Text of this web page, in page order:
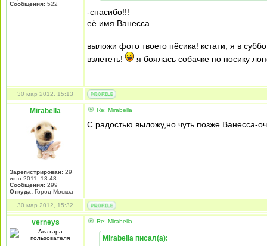
Сообщения: 522
-спасибо!!!
её имя Ванесса.
выложи фото твоего пёсика! кстати, я в
взлететь!
я боялась собачке по носику
30 мар 2012, 15:13
Mirabella
Зарегистрирован: 29
июн 2011, 13:48
Сообщения: 299
Откуда: Город Москва
Re: Mirabella
С радостью выложу,но чуть позже.Ванесса-
30 мар 2012, 15:32
verneys Re: Mirabella
Mirabella писал(а):